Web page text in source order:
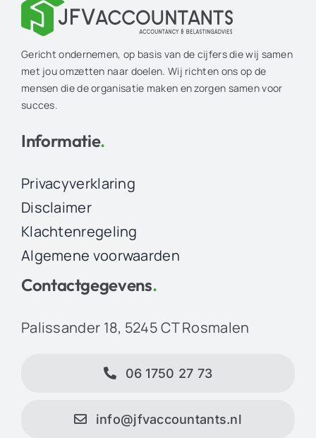
Gericht ondernemen, op basis van de cijfers die wij samen
met jou omzetten naar doelen. Wij richten ons op de
mensen die de organisatie maken en zorgen samen voor
succes.
Informatie.
Privacyverklaring
Disclaimer
Klachtenregeling
Algemene voorwaarden
Contactgegevens.
Palissander 18, 5245 CT Rosmalen
06 1750 27 73
info@jfvaccountants.nl